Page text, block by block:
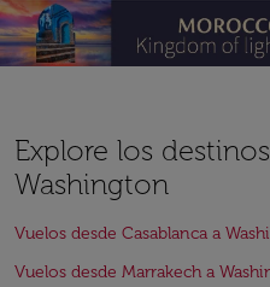
Explore los
Washington
Vuelos desde Casablanca a
Vuelos desde Marrakech a